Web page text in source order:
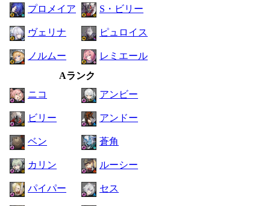
プロメイア S・ビリー
ヴェリナ ピュロイス
ノルムー
レミエール
Aランク
ニコ
アンビー
ビリー アンドー
ベン 蒼角
カリン ルーシー
パイパー セス